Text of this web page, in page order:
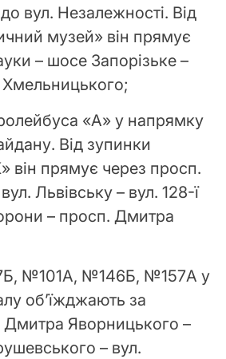
вул. Незалежності. Від
музей» він прямує
– шосе Запорізьке –
«А» у напрямку
Від зупинки
він прямує через просп.
Львівську – вул. 128-ї
– просп. Дмитра
№101А, №146Б, №157А у
об’їжджають за
Яворницького –
– вул.